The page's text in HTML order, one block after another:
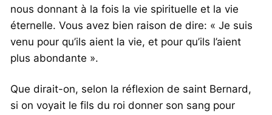
nous donnant à la fois la vie spirituelle et la vie
éternelle. Vous avez bien raison de dire: « Je suis
venu pour qu’ils aient la vie, et pour qu’ils l’aient
plus abondante ».
Que dirait-on, selon la réflexion de saint Bernard,
si on voyait le fils du roi donner son sang pour